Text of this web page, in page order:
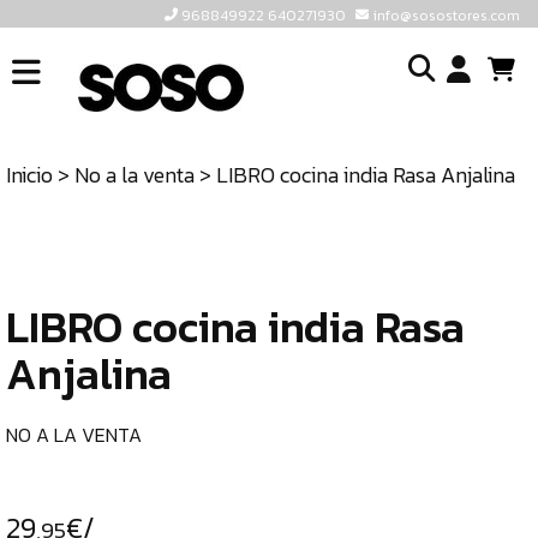
968849922 640271930 info@sosostores.com
INICIO
TIENDA
968849922
640271930
INFO@SOSOSTORES.COM
o
Inicio> No a la venta> LIBRO cocina india Rasa Anjalina
LIBRO cocina india Rasa
Anjalina
NO A LA VENTA
29,95€/